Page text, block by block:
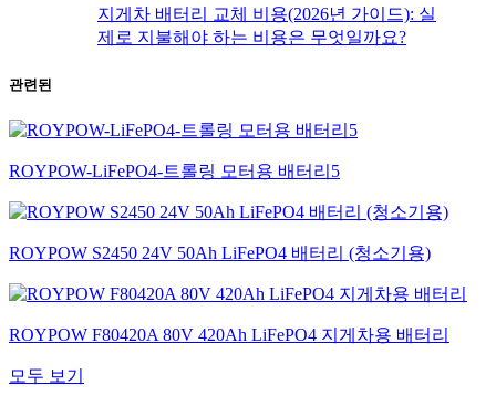
지게차 배터리 교체 비용(2026년 가이드): 실
제로 지불해야 하는 비용은 무엇일까요?
관련된
ROYPOW-LiFePO4-트롤링 모터용 배터리5
ROYPOW S2450 24V 50Ah LiFePO4 배터리 (청소기용)
ROYPOW F80420A 80V 420Ah LiFePO4 지게차용 배터리
모두 보기